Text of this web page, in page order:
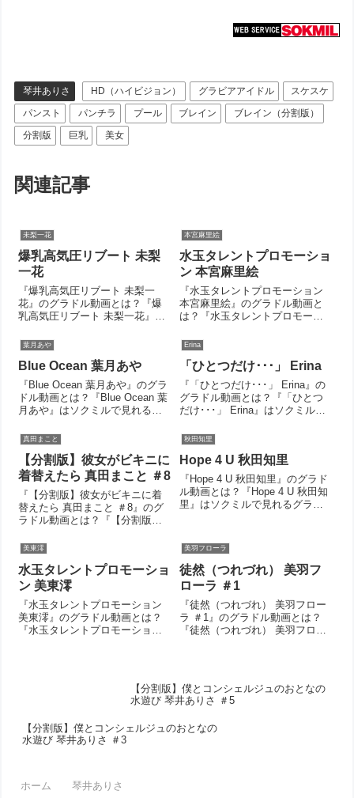
琴井ありさ HD（ハイビジョン） グラビアアイドル
スケスケ
パンスト
パンチラ プール ブレイン
ブレイン（分割版）
分割版
巨乳 美女
関連記事
未梨一花
爆乳高気圧リブート 未梨
一花
『爆乳高気圧リブート 未梨一
花』のグラドル動画とは？『爆
乳高気圧リブート 未梨一花』は
です。作品IDは485210のこの
『爆乳高気圧リブート 未梨一
花』について今回は見所やシー
ン別のグラドル画像があれば紹
介。この...
本宮麻里絵
水玉タレントプロモーショ
ン 本宮麻里絵
『水玉タレントプロモーション
本宮麻里絵』のグラドル動画と
は？『水玉タレントプロモーシ
見れるグラドル動画です。作品
IDは221493のこの『水玉タレン
トプロモーション 本宮麻里絵』
について今回は見所やシーン別
の...
葉月あや
Blue Ocean 葉月あや
『Blue Ocean 葉月あや』のグラ
ドル動画とは？『Blue Ocean 葉
月あや』はソクミルで見れるグ
542588のこの『Blue Ocean 葉月
あや』について今回は見所やシ
ーン別のグラドル画像があれば
紹介...
Erina
「ひとつだけ･･･」 Erina
『「ひとつだけ･･･」 Erina』の
グラドル動画とは？『「ひとつ
だけ･･･」 Erina』はソクミルで
IDは160021のこの『「ひとつだ
け･･･」 Erina』について今回は
見所やシーン別のグラドル画像
があれ...
真田まこと
【分割版】彼女がビキニに
着替えたら 真田まこと ＃8
『【分割版】彼女がビキニに着
替えたら 真田まこと ＃8』のグ
ラドル動画とは？『【分割版】
まこと ＃8』はソクミルで見れる
540507のこの『【分割版】彼女
がビキニに着替えたら 真田ま...
秋田知里
Hope 4 U 秋田知里
『Hope 4 U 秋田知里』のグラド
ル動画とは？『Hope 4 U 秋田知
里』はソクミルで見れるグラド
いて今回は見所やシーン別のグ
ラドル画像があれば紹介。この
オスス...
美東澪
水玉タレントプロモーショ
ン 美東澪
『水玉タレントプロモーション
美東澪』のグラドル動画とは？
『水玉タレントプロモーション
ロモーション 美東澪』について
今回は見所やシーン別のグラド
美羽フローラ
徒然（つれづれ） 美羽フ
ローラ ＃1
『徒然（つれづれ） 美羽フロー
ラ ＃1』のグラドル動画とは？
『徒然（つれづれ） 美羽フロー
フローラ ＃1』について今回は見
所やシーン別のグラド...
【分割版】僕とコンシェルジュのおとなの
水遊び 琴井ありさ ＃5
【分割版】僕とコンシェルジュのおとなの
水遊び 琴井ありさ ＃3
ホーム 琴井ありさ